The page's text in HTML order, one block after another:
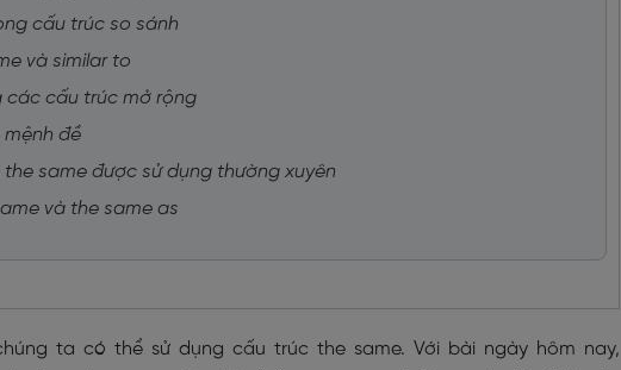
cấu trúc so sánh
và similar to
các cấu trúc mở rộng
mệnh đề
same được sử dụng thường xuyên
và the same as
ta có thể sử dụng cấu trúc the same. Với bài ngày hôm nay,